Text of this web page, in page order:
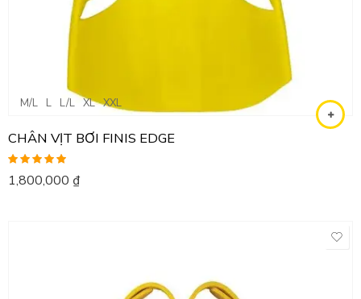
M/L L L/L XL XXL
CHÂN VỊT BƠI FINIS EDGE
Được xếp
hạng5.00 5
1,800,000 ₫